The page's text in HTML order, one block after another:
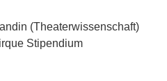
(Theaterwissenschaft)
Stipendium